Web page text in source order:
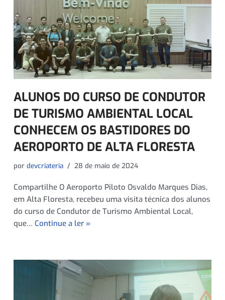
ALUNOS DO CURSO DE CONDUTOR
DE TURISMO AMBIENTAL LOCAL
CONHECEM OS BASTIDORES DO
AEROPORTO DE ALTA FLORESTA
por devcriateria 28 de maio de 2024
Compartilhe O Aeroporto Piloto Osvaldo Marques Dias,
em Alta Floresta, recebeu uma visita técnica dos alunos
do curso de Condutor de Turismo Ambiental Local,
que… Continue a ler »